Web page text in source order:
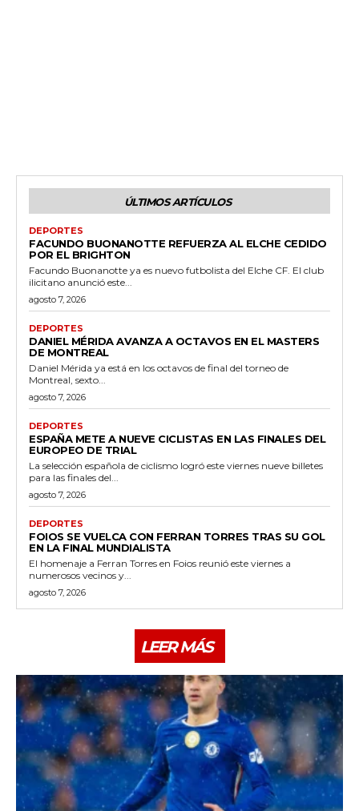
ÚLTIMOS ARTÍCULOS
DEPORTES
FACUNDO BUONANOTTE REFUERZA AL ELCHE CEDIDO
POR EL BRIGHTON
Facundo Buonanotte ya es nuevo futbolista del Elche CF. El club
ilicitano anunció este...
agosto 7, 2026
DEPORTES
DANIEL MÉRIDA AVANZA A OCTAVOS EN EL MASTERS
DE MONTREAL
Daniel Mérida ya está en los octavos de final del torneo de
Montreal, sexto...
agosto 7, 2026
DEPORTES
ESPAÑA METE A NUEVE CICLISTAS EN LAS FINALES DEL
EUROPEO DE TRIAL
La selección española de ciclismo logró este viernes nueve billetes
para las finales del...
agosto 7, 2026
DEPORTES
FOIOS SE VUELCA CON FERRAN TORRES TRAS SU GOL
EN LA FINAL MUNDIALISTA
El homenaje a Ferran Torres en Foios reunió este viernes a
numerosos vecinos y...
agosto 7, 2026
LEER MÁS